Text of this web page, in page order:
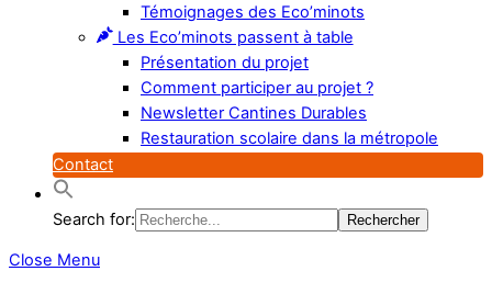
Témoignages des Eco’minots
Les Eco’minots passent à table
Présentation du projet
Comment participer au projet ?
Newsletter Cantines Durables
Restauration scolaire dans la métropole
Contact
Search for:
Close Menu